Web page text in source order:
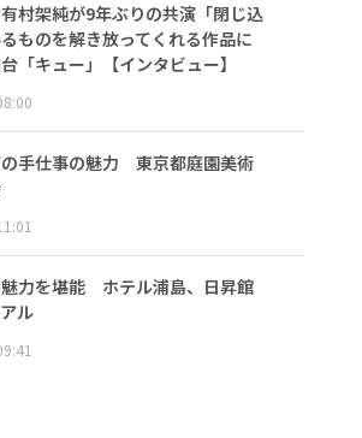
村架純が9年ぶりの共演「閉じ込
ものを解き放ってくれる作品に
「キュー」【インタビュー】
の手仕事の魅力 東京都庭園美術
力を堪能 ホテル浦島、日昇館
ル